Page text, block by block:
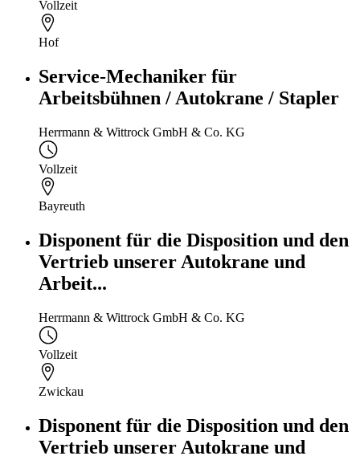
Vollzeit
Hof
Service-Mechaniker für
Arbeitsbühnen / Autokrane / Stapler
Herrmann & Wittrock GmbH & Co. KG
Vollzeit
Bayreuth
Disponent für die Disposition und den
Vertrieb unserer Autokrane und
Arbeit...
Herrmann & Wittrock GmbH & Co. KG
Vollzeit
Zwickau
Disponent für die Disposition und den
Vertrieb unserer Autokrane und